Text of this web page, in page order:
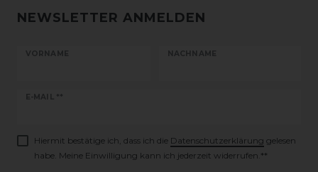
NEWSLETTER ANMELDEN
VORNAME NACHNAME
E-MAIL **
Newsletter
Hiermit bestätige ich, dass ich die Daten­schutz­erklärung gelesen
habe. Meine Einwilligung kann ich jederzeit widerrufen.**